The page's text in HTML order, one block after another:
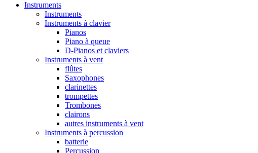
Instruments
Instruments
Instruments à clavier
Pianos
Piano à queue
D-Pianos et claviers
Instruments à vent
flûtes
Saxophones
clarinettes
trompettes
Trombones
clairons
autres instruments à vent
Instruments à percussion
batterie
Percussion